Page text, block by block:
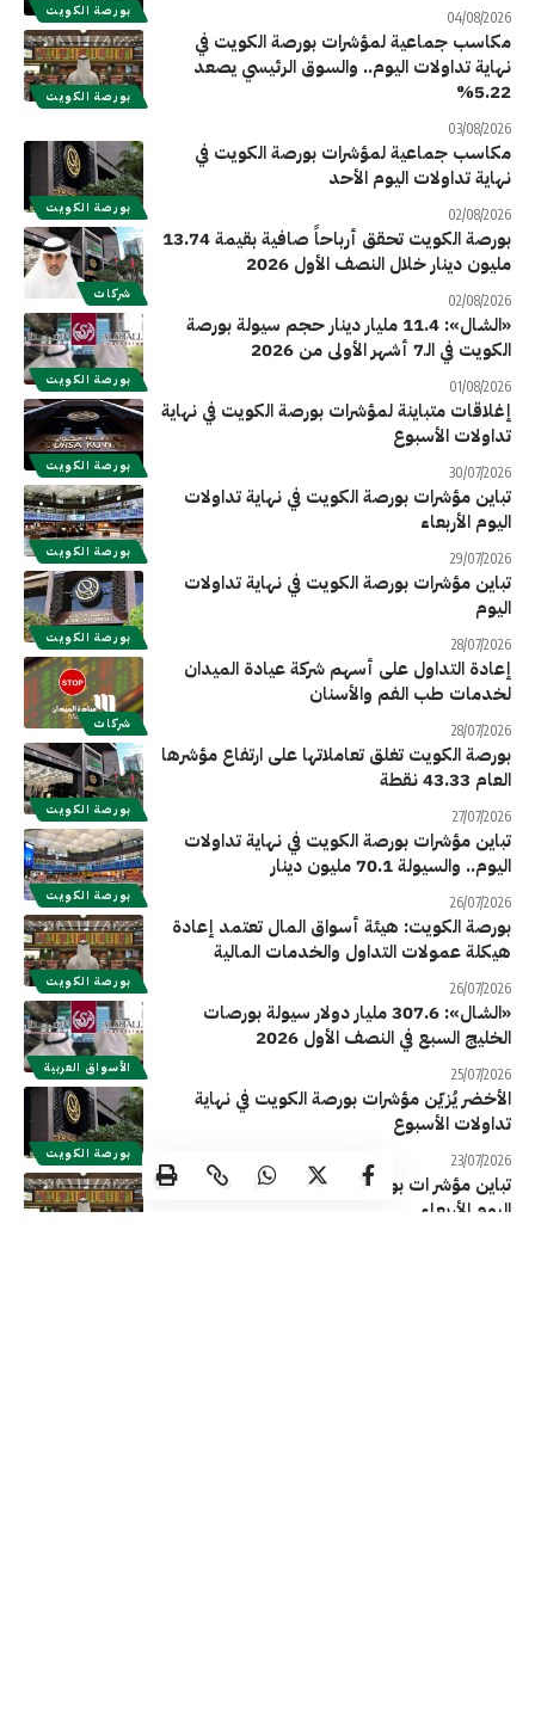
بورصة الكويت 04/08/2026
بورصة الكويت
مكاسب جماعية لمؤشرات بورصة الكويت في
نهاية تداولات اليوم.. والسوق الرئيسي يصعد
5.22%
03/08/2026
بورصة الكويت
مكاسب جماعية لمؤشرات بورصة الكويت في
نهاية تداولات اليوم الأحد
02/08/2026
شركات
بورصة الكويت تحقق أرباحاً صافية بقيمة 13.74
مليون دينار خلال النصف الأول 2026
02/08/2026
بورصة الكويت
«الشال»: 11.4 مليار دينار حجم سيولة بورصة
الكويت في الـ7 أشهر الأولى من 2026
01/08/2026
بورصة الكويت
إغلاقات متباينة لمؤشرات بورصة الكويت في نهاية
تداولات الأسبوع
30/07/2026
بورصة الكويت
تباين مؤشرات بورصة الكويت في نهاية تداولات
اليوم الأربعاء
29/07/2026
بورصة الكويت
تباين مؤشرات بورصة الكويت في نهاية تداولات
اليوم
28/07/2026
شركات
إعادة التداول على أسهم شركة عيادة الميدان
لخدمات طب الفم والأسنان
28/07/2026
بورصة الكويت
بورصة الكويت تغلق تعاملاتها على ارتفاع مؤشرها
العام 43.33 نقطة
27/07/2026
بورصة الكويت
تباين مؤشرات بورصة الكويت في نهاية تداولات
اليوم.. والسيولة 70.1 مليون دينار
26/07/2026
بورصة الكويت
بورصة الكويت: هيئة أسواق المال تعتمد إعادة
هيكلة عمولات التداول والخدمات المالية
26/07/2026
الأسواق العربية
«الشال»: 307.6 مليار دولار سيولة بورصات
الخليج السبع في النصف الأول 2026
25/07/2026
بورصة الكويت
الأخضر يُزيّن مؤشرات بورصة الكويت في نهاية
تداولات الأسبوع
23/07/2026
تباين مؤشر ات بورصة الكويت في نهاية تداولات
اليوم الأربعاء